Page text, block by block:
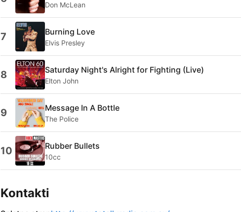
Don McLean
7 Burning Love
Elvis Presley
8 Saturday Night's Alright for Fighting (Live)
Elton John
9 Message In A Bottle
The Police
10 Rubber Bullets
10cc
Kontakti